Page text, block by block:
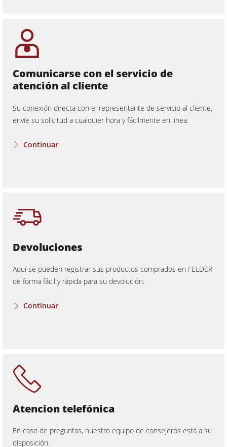
Comunicarse con el servicio de
atención al cliente
Su conexión directa con el representante de servicio al cliente,
envíe su solicitud a cualquier hora y fácilmente en línea.
Continuar
Devoluciones
Aquí se pueden registrar sus productos comprados en FELDER
de forma fácil y rápida para su devolución.
Continuar
Atencion telefónica
En caso de preguntas, nuestro equipo de consejeros está a su
disposición.